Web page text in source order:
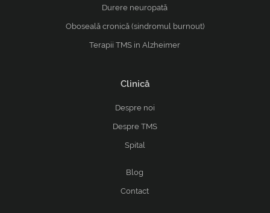
Durere neuropată
Oboseală cronică (sindromul burnout)
Terapii TMS in Alzheimer
Clinică
Despre noi
Despre TMS
Spital
Blog
Contact